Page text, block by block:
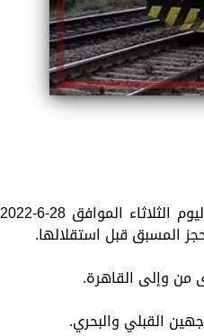
نستعرض لكم مواعيد القطارات المكيفة المتجهة من القاهرة للمحافظات اليوم الثلاثاء الموافق 28-6-2022
المسبق قبل استقلالها.
من وإلى القاهرة.
القبلي والبحري.